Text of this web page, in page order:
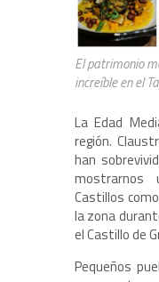
El patrimonio
increíble en el
La Edad
región.
han
mostrarnos
Castillos
la zona
el Castillo de
Pequeños